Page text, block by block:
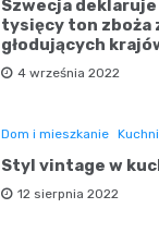
Szwecja
tysięcy ton zboża
głodujących
4 września 2022
Dom i mieszkanie
Styl vintage w
12 sierpnia 2022